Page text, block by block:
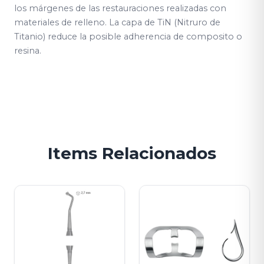
los márgenes de las restauraciones realizadas con
materiales de relleno. La capa de TiN (Nitruro de
Titanio) reduce la posible adherencia de composito o
resina.
Items Relacionados